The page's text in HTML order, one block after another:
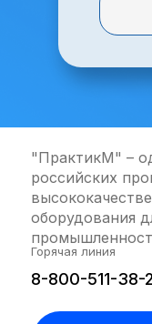
"ПрактикМ" –
российских
оборудования
Горячая линия
8-800-511-38-